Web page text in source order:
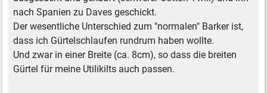
nach Spanien zu Daves geschickt.
Der wesentliche Unterschied zum "normalen" Barker ist,
dass ich Gürtelschlaufen rundrum haben wollte.
Und zwar in einer Breite (ca. 8cm), so dass die breiten
Gürtel für meine Utilikilts auch passen.